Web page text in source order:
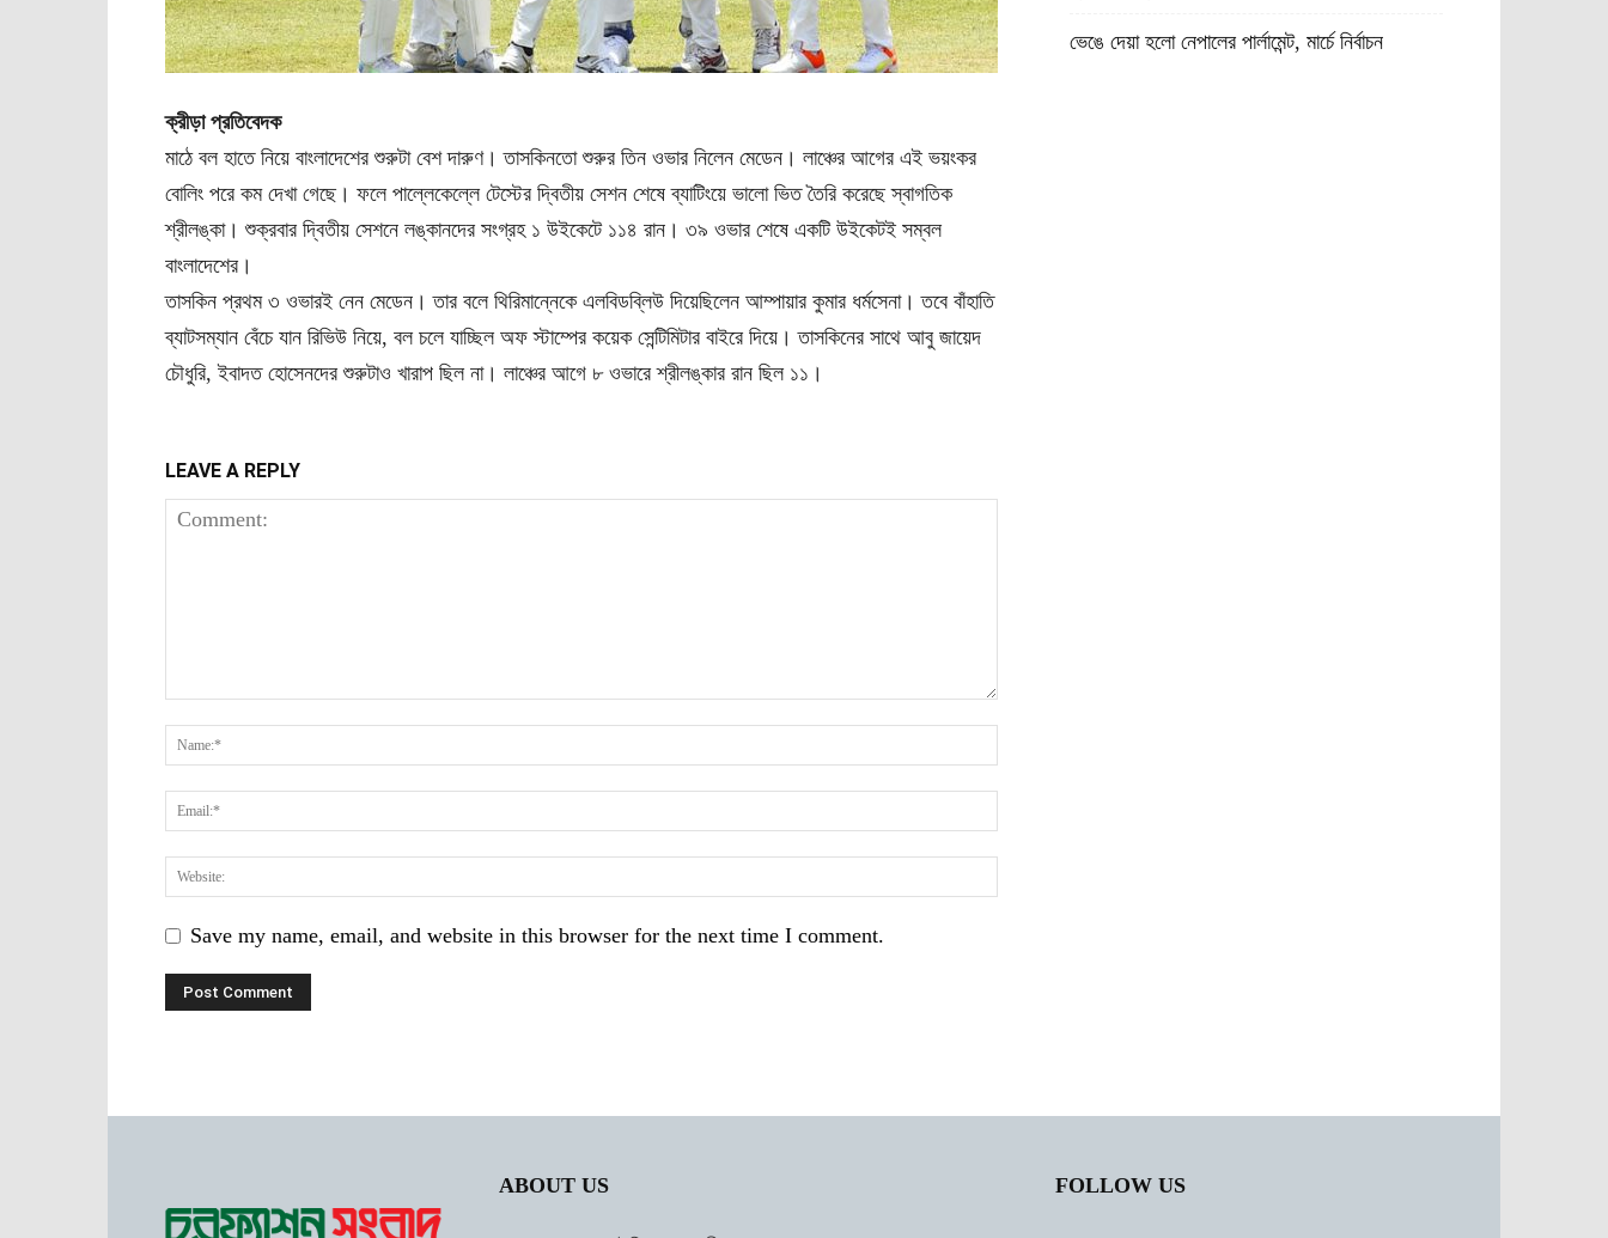
ক্রীড়া প্রতিবেদক
মাঠে বল হাতে নিয়ে বাংলাদেশের শুরুটা বেশ দারুণ। তাসকিনতো শুরুর তিন ওভার নিলেন মেডেন। লাঞ্চের আগের এই ভয়ংকর
বোলিং পরে কম দেখা গেছে। ফলে পাল্লেকেল্লে টেস্টের দ্বিতীয় সেশন শেষে ব্যাটিংয়ে ভালো ভিত তৈরি করেছে স্বাগতিক
শ্রীলঙ্কা। শুক্রবার দ্বিতীয় সেশনে লঙ্কানদের সংগ্রহ ১ উইকেটে ১১৪ রান। ৩৯ ওভার শেষে একটি উইকেটই সম্বল
বাংলাদেশের।
তাসকিন প্রথম ৩ ওভারই নেন মেডেন। তার বলে থিরিমান্নেকে এলবিডব্লিউ দিয়েছিলেন আম্পায়ার কুমার ধর্মসেনা। তবে বাঁহাতি
ব্যাটসম্যান বেঁচে যান রিভিউ নিয়ে, বল চলে যাচ্ছিল অফ স্টাম্পের কয়েক সেন্টিমিটার বাইরে দিয়ে। তাসকিনের সাথে আবু জায়েদ
চৌধুরি, ইবাদত হোসেনদের শুরুটাও খারাপ ছিল না। লাঞ্চের আগে ৮ ওভারে শ্রীলঙ্কার রান ছিল ১১।
LEAVE A REPLY
Save my name, email, and website in this browser for the next time I comment.
ভেঙে দেয়া হলো নেপালের পার্লামেন্ট, মার্চে নির্বাচন
ABOUT US FOLLOW US